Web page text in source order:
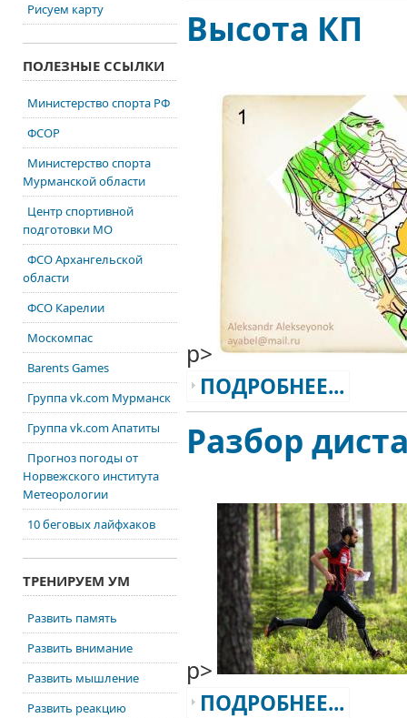
Высота КП
p>
ПОДРОБНЕЕ...
Разбор
p>
ПОДРОБНЕЕ...
Рисуем карту
ПОЛЕЗНЫЕ ССЫЛКИ
Министерство спорта РФ
ФСОР
Министерство спорта
Мурманской области
Центр спортивной
подготовки МО
ФСО Архангельской
области
ФСО Карелии
Москомпас
Barents Games
Группа vk.com Мурманск
Группа vk.com Апатиты
Прогноз погоды от
Норвежского института
Метеорологии
10 беговых лайфхаков
ТРЕНИРУЕМ УМ
Развить память
Развить внимание
Развить мышление
Развить реакцию